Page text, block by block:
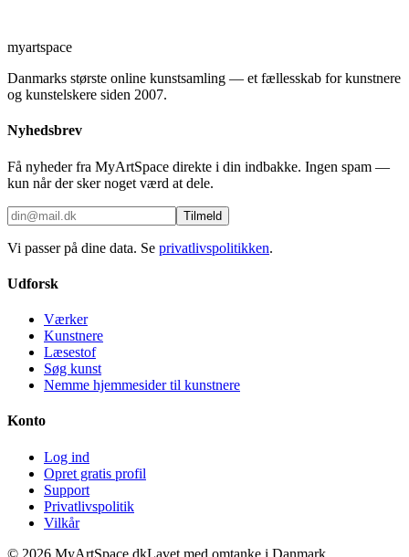
myartspace
Danmarks største online kunstsamling — et fællesskab for kunstnere
og kunstelskere siden 2007.
Nyhedsbrev
Få nyheder fra MyArtSpace direkte i din indbakke. Ingen spam —
kun når der sker noget værd at dele.
Tilmeld
Vi passer på dine data. Se privatlivspolitikken.
Udforsk
Værker
Kunstnere
Læsestof
Søg kunst
Nemme hjemmesider til kunstnere
Konto
Log ind
Opret gratis profil
Support
Privatlivspolitik
Vilkår
© 2026 MyArtSpace.dkLavet med omtanke i Danmark